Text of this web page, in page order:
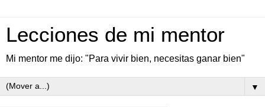
Lecciones de mi mentor
Mi mentor me dijo: "Para vivir bien, necesitas ganar bien"
▼